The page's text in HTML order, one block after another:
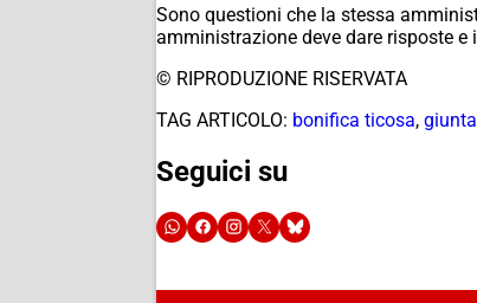
Sono questioni che la stessa
amministrazione deve dare risposte
© RIPRODUZIONE RISERVATA
TAG ARTICOLO: bonifica ticosa,
Seguici su